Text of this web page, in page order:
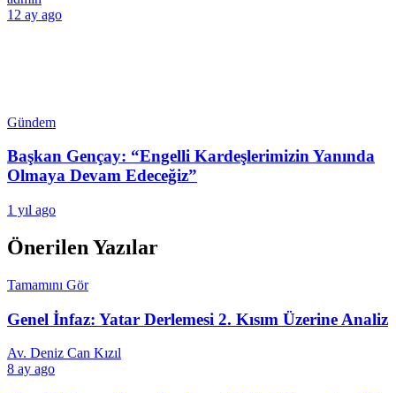
12 ay ago
Gündem
Başkan Gençay: “Engelli Kardeşlerimizin Yanında
Olmaya Devam Edeceğiz”
1 yıl ago
Önerilen Yazılar
Tamamını Gör
Genel İnfaz: Yatar Derlemesi 2. Kısım Üzerine Analiz
Av. Deniz Can Kızıl
8 ay ago